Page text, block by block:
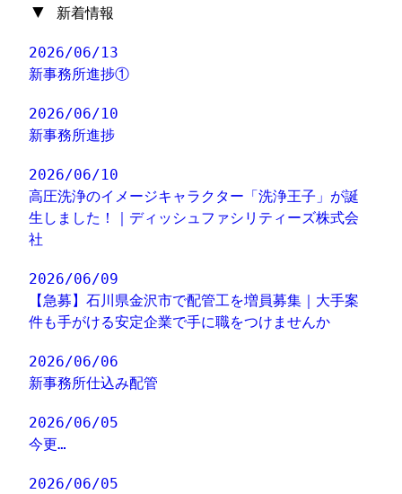
▼ 新着情報
2026/06/13
新事務所進捗①
2026/06/10
新事務所進捗
2026/06/10
高圧洗浄のイメージキャラクター「洗浄王子」が誕
生しました！｜ディッシュファシリティーズ株式会
社
2026/06/09
【急募】石川県金沢市で配管工を増員募集｜大手案
件も手がける安定企業で手に職をつけませんか
2026/06/06
新事務所仕込み配管
2026/06/05
今更…
2026/06/05